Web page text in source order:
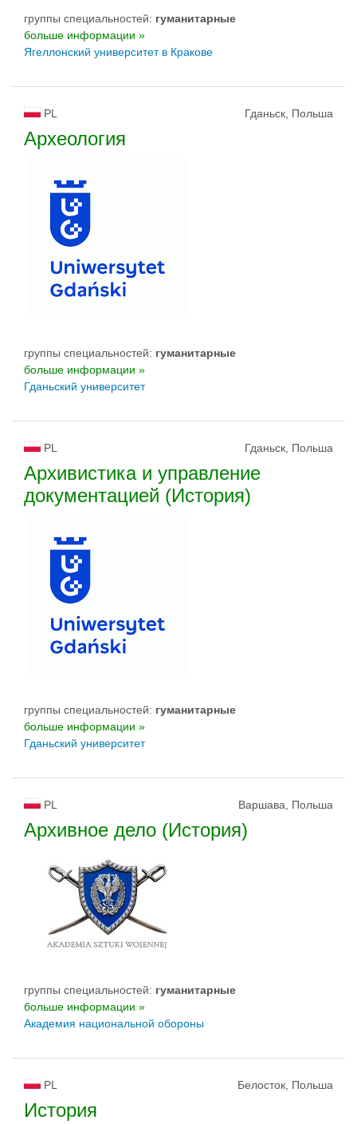
группы специальностей: гуманитарные
больше информации »
Ягеллонский университет в Кракове
PL Гданьск, Польша
Археология
группы специальностей: гуманитарные
больше информации »
Гданьский университет
PL Гданьск, Польша
Архивистика и управление
документацией (История)
группы специальностей: гуманитарные
больше информации »
Гданьский университет
PL Варшава, Польша
Архивное дело (История)
группы специальностей: гуманитарные
больше информации »
Академия национальной обороны
PL Белосток, Польша
История